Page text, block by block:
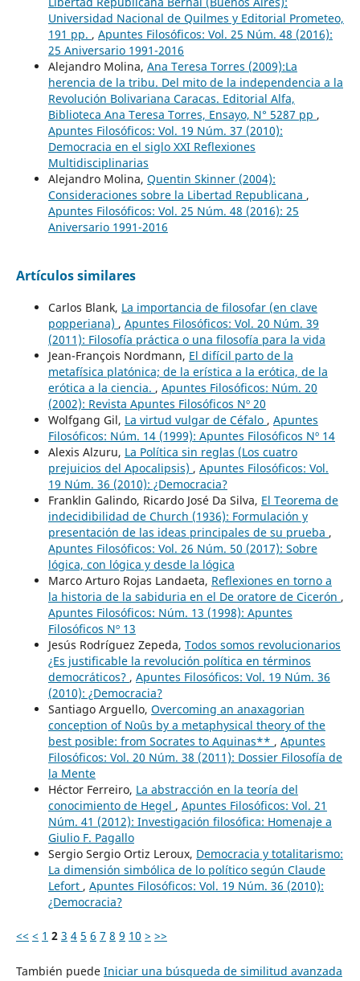
Universidad Nacional de Quilmes y Editorial Prometeo,
191 pp. , Apuntes Filosóficos: Vol. 25 Núm. 48 (2016):
25 Aniversario 1991-2016
Alejandro Molina, Ana Teresa Torres (2009):La
herencia de la tribu. Del mito de la independencia a la
Revolución Bolivariana Caracas. Editorial Alfa,
Biblioteca Ana Teresa Torres, Ensayo, N° 5287 pp ,
Apuntes Filosóficos: Vol. 19 Núm. 37 (2010):
Democracia en el siglo XXI Reflexiones
Multidisciplinarias
Alejandro Molina, Quentin Skinner (2004):
Consideraciones sobre la Libertad Republicana ,
Apuntes Filosóficos: Vol. 25 Núm. 48 (2016): 25
Aniversario 1991-2016
Artículos similares
Carlos Blank, La importancia de filosofar (en clave
popperiana) , Apuntes Filosóficos: Vol. 20 Núm. 39
(2011): Filosofía práctica o una filosofía para la vida
Jean-François Nordmann, El difícil parto de la
metafísica platónica; de la erística a la erótica, de la
erótica a la ciencia. , Apuntes Filosóficos: Núm. 20
(2002): Revista Apuntes Filosóficos Nº 20
Wolfgang Gil, La virtud vulgar de Céfalo , Apuntes
Filosóficos: Núm. 14 (1999): Apuntes Filosóficos Nº 14
Alexis Alzuru, La Política sin reglas (Los cuatro
prejuicios del Apocalipsis) , Apuntes Filosóficos: Vol.
19 Núm. 36 (2010): ¿Democracia?
Franklin Galindo, Ricardo José Da Silva, El Teorema de
indecidibilidad de Church (1936): Formulación y
presentación de las ideas principales de su prueba ,
Apuntes Filosóficos: Vol. 26 Núm. 50 (2017): Sobre
lógica, con lógica y desde la lógica
Marco Arturo Rojas Landaeta, Reflexiones en torno a
la historia de la sabiduria en el De oratore de Cicerón ,
Apuntes Filosóficos: Núm. 13 (1998): Apuntes
Filosóficos Nº 13
Jesús Rodríguez Zepeda, Todos somos revolucionarios
¿Es justificable la revolución política en términos
democráticos? , Apuntes Filosóficos: Vol. 19 Núm. 36
(2010): ¿Democracia?
Santiago Arguello, Overcoming an anaxagorian
conception of Noûs by a metaphysical theory of the
best posible: from Socrates to Aquinas** , Apuntes
Filosóficos: Vol. 20 Núm. 38 (2011): Dossier Filosofía de
la Mente
Héctor Ferreiro, La abstracción en la teoría del
conocimiento de Hegel , Apuntes Filosóficos: Vol. 21
Núm. 41 (2012): Investigación filosófica: Homenaje a
Giulio F. Pagallo
Sergio Sergio Ortiz Leroux, Democracia y totalitarismo:
La dimensión simbólica de lo político según Claude
Lefort , Apuntes Filosóficos: Vol. 19 Núm. 36 (2010):
¿Democracia?
<< < 1 2 3 4 5 6 7 8 9 10 > >>
También puede Iniciar una búsqueda de similitud avanzada